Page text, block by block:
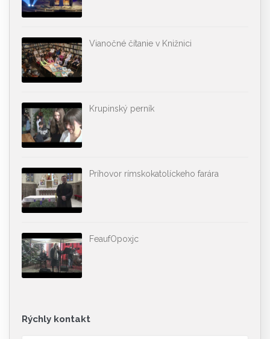
Vianočné čítanie v Knižnici
Krupinský perník
Príhovor rímskokatolíckeho farára
FeaufOpoxjc
Rýchly kontakt